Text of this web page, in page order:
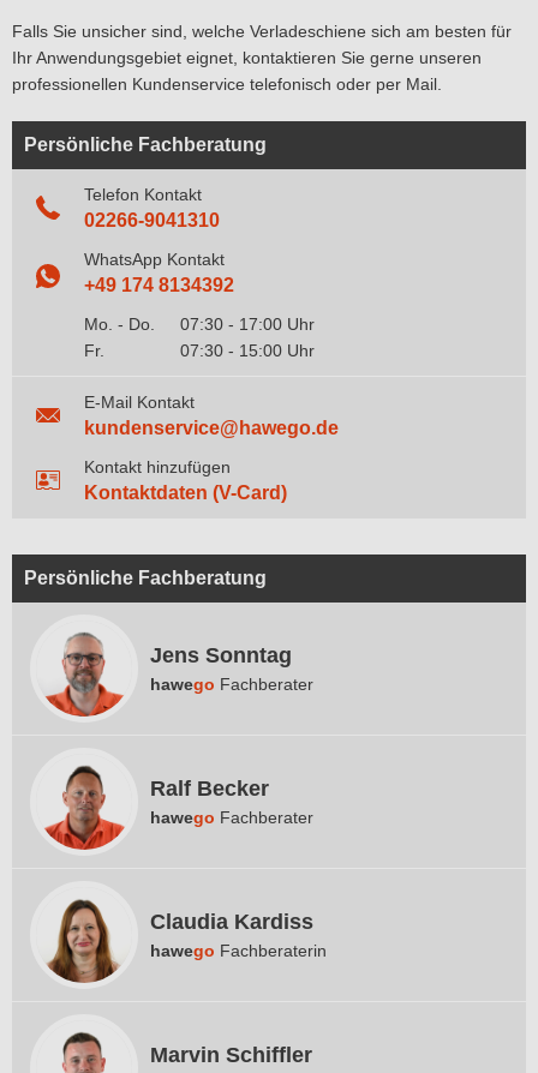
Persönliche Fachberatung
Jens Sonntag
hawego Fachberater
Ralf Becker
hawego Fachberater
Claudia Kardiss
hawego Fachberaterin
Marvin Schiffler
Falls Sie unsicher sind, welche Verladeschiene sich am besten für
Ihr Anwendungsgebiet eignet, kontaktieren Sie gerne unseren
professionellen Kundenservice telefonisch oder per Mail.
Persönliche Fachberatung
Telefon Kontakt
02266-9041310
WhatsApp Kontakt
+49 174 8134392
Mo. - Do.
07:30 - 17:00 Uhr
Fr.
07:30 - 15:00 Uhr
E-Mail Kontakt
kundenservice@hawego.de
Kontakt hinzufügen
Kontaktdaten (V-Card)